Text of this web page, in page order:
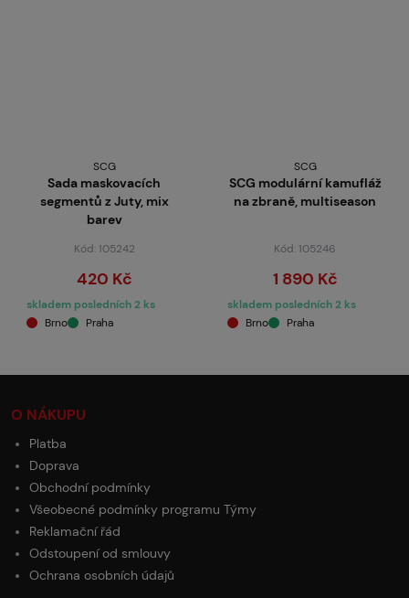
SCG
Sada maskovacích
segmentů z Juty, mix
barev
Kód: 105242
420 Kč
skladem posledních 2 ks
Brno
Praha
SCG
SCG modulární kamufláž
na zbraně, multiseason
Kód: 105246
1 890 Kč
skladem posledních 2 ks
Brno
Praha
O NÁKUPU
Platba
Doprava
Obchodní podmínky
Všeobecné podmínky programu Týmy
Reklamační řád
Odstoupení od smlouvy
Ochrana osobních údajů